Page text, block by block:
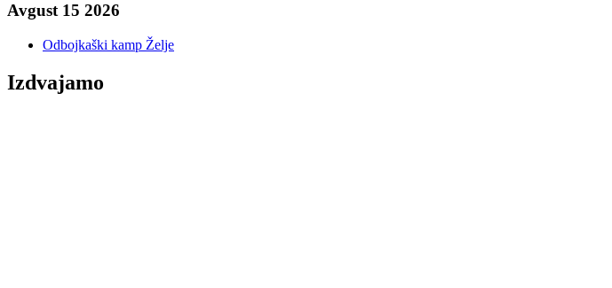
Avgust 15 2026
Odbojkaški kamp Želje
Izdvajamo